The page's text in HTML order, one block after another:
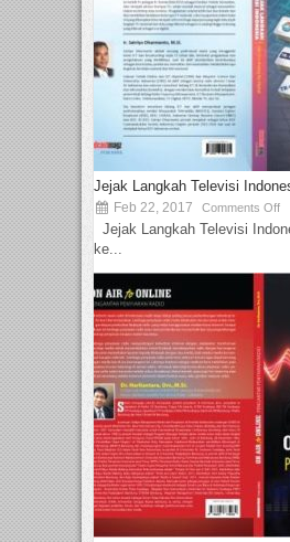
Jejak Langkah Televisi
Feb 22, 2017 Comments Off
Jejak Langkah Televisi
ke...